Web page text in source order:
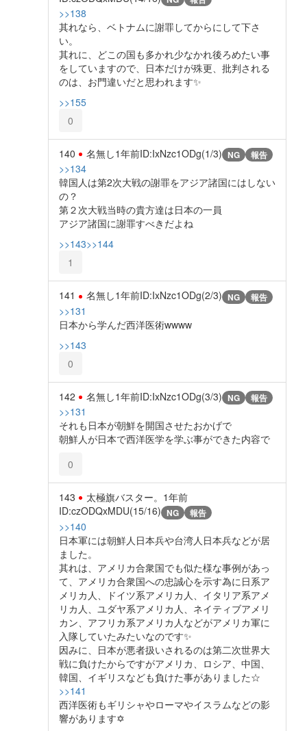
>>138
其れなら、ベトナムに謝罪してからにして下さ
い。
其れに、どこの国も多かれ少なかれ後ろめたい事
をしていますので、日本だけが殊更、批判される
のは、お門違いだと思われます✨️
>>155
0
140 名無し1年前ID:IxNzc1ODg(1/3) NG 報告
>>134
韓国人は第2次大戦の謝罪をアジア諸国にはしない
の？
第２次大戦当時の貴方達は日本の一員
アジア諸国に謝罪すべきだよね
>>143>>144
1
141 名無し1年前ID:IxNzc1ODg(2/3) NG 報告
>>131
日本から学んだ西洋医術wwww
>>143
0
142 名無し1年前ID:IxNzc1ODg(3/3) NG 報告
>>131
それも日本が朝鮮を開国させたおかげで
朝鮮人が日本で西洋医学を学ぶ事ができた内容で
0
143 太極旗バスター。 1年前
ID:czODQxMDU(15/16) NG 報告
>>140
日本軍には朝鮮人日本兵や台湾人日本兵などが居
ました。
其れは、アメリカ合衆国でも似た様な事例があっ
て、アメリカ合衆国への忠誠心を示す為に日系ア
メリカ人、ドイツ系アメリカ人、イタリア系アメ
リカ人、ユダヤ系アメリカ人、ネイティブアメリ
カン、アフリカ系アメリカ人などがアメリカ軍に
入隊していたみたいなのです✨️
因みに、日本が悪者扱いされるのは第二次世界大
戦に負けたからですがアメリカ、ロシア、中国、
韓国、イギリスなども負けた事がありました☆
>>141
西洋医術もギリシャやローマやイスラムなどの影
響があります✡